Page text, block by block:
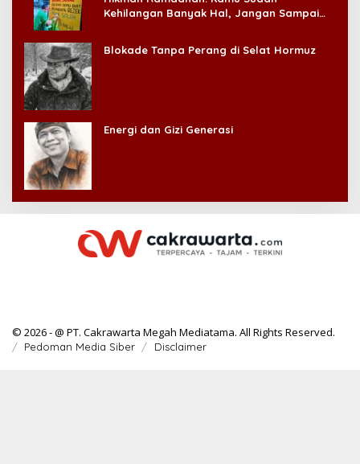
Kehilangan Banyak Hal, Jangan Sampai
Blokade Tanpa Perang di Selat Hormuz
Energi dan Gizi Generasi
© 2026 - @ PT. Cakrawarta Megah Mediatama. All Rights Reserved.
Pedoman Media Siber Disclaimer